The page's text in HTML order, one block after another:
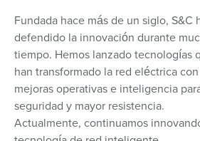
Fundada hace más de un siglo, S&C
defendido la innovación durante
tiempo. Hemos lanzado tecnologías
han transformado la red eléctrica con
mejoras operativas e inteligencia
seguridad y mayor resistencia.
Actualmente, continuamos